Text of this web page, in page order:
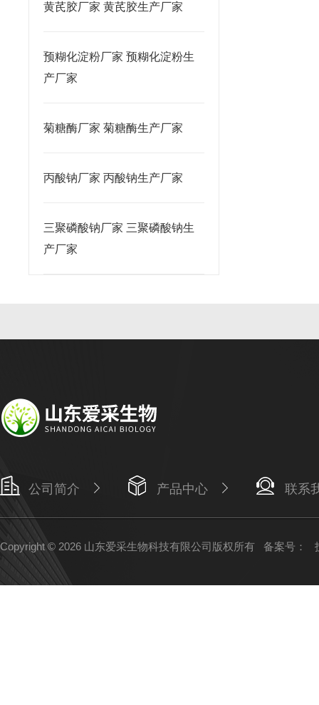
黄芪胶厂家 黄芪胶生产厂家
预糊化淀粉厂家 预糊化淀粉生
产厂家
菊糖酶厂家 菊糖酶生产厂家
丙酸钠厂家 丙酸钠生产厂家
三聚磷酸钠厂家 三聚磷酸钠生
产厂家
公司简介 产品中心 联系
Copyright © 2026 山东爱采生物科技有限公司版权所有 备案号：